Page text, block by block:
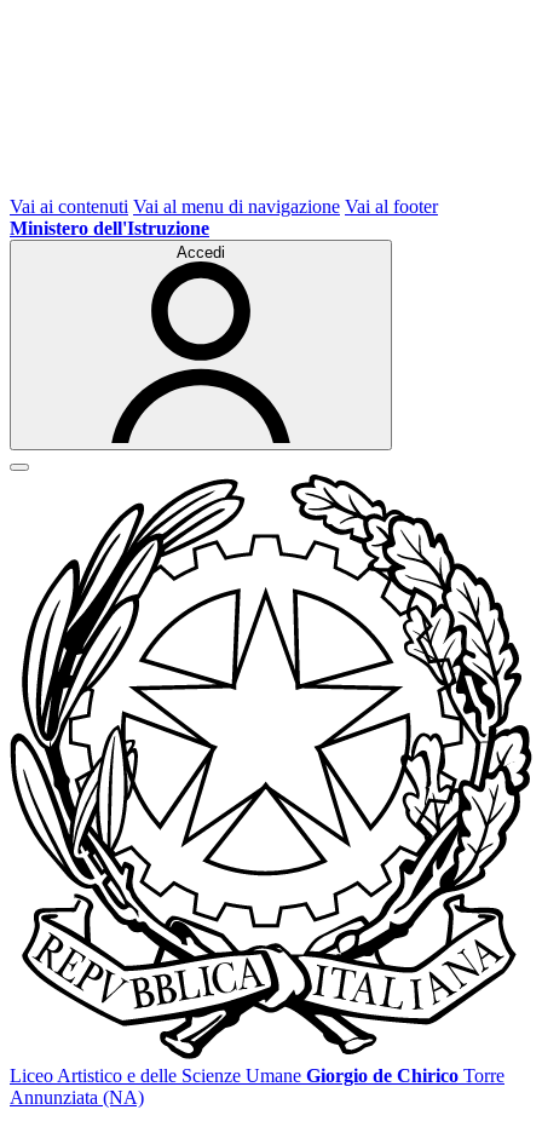
Vai ai contenuti Vai al menu di navigazione Vai al footer
Ministero dell'Istruzione
Accedi
Liceo Artistico e delle Scienze Umane Giorgio de Chirico Torre
Annunziata (NA)